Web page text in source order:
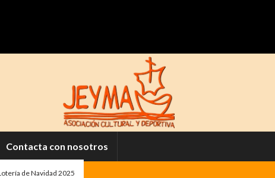
Contacta con nosotros
de Navidad 2025